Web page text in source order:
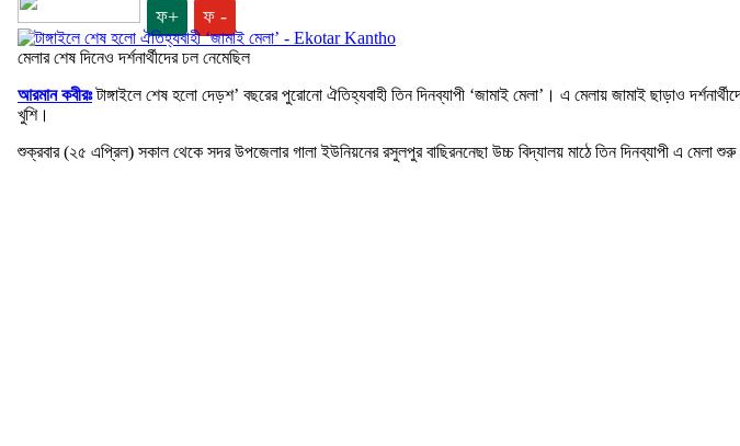
ফ+ ফ -
মেলার শেষ দিনেও দর্শনার্থীদের ঢল নেমেছিল
আরমান কবীরঃটাঙ্গাইলে শেষ হলো দেড়শ’ বছরের পুরোনো ঐতিহ্যবাহী তিন দিনব্যাপী ‘জামাই মেলা’। এ মেলায় জামাই ছাড়াও
খুশি।
শুক্রবার (২৫ এপ্রিল) সকাল থেকে সদর উপজেলার গালা ইউনিয়নের রসুলপুর বাছিরননেছা উচ্চ বিদ্যালয় মাঠে তিন দিনব্যাপী এ মেলা